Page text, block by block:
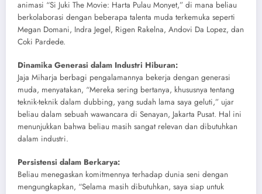
animasi “Si Juki The Movie: Harta Pulau Monyet,” di mana beliau
berkolaborasi dengan beberapa talenta muda terkemuka seperti
Megan Domani, Indra Jegel, Rigen Rakelna, Andovi Da Lopez, dan
Coki Pardede.
Dinamika Generasi dalam Industri Hiburan:
Jaja Miharja berbagi pengalamannya bekerja dengan generasi
muda, menyatakan, “Mereka sering bertanya, khususnya tentang
teknik-teknik dalam dubbing, yang sudah lama saya geluti,” ujar
beliau dalam sebuah wawancara di Senayan, Jakarta Pusat. Hal ini
menunjukkan bahwa beliau masih sangat relevan dan dibutuhkan
dalam industri.
Persistensi dalam Berkarya:
Beliau menegaskan komitmennya terhadap dunia seni dengan
mengungkapkan, “Selama masih dibutuhkan, saya siap untuk